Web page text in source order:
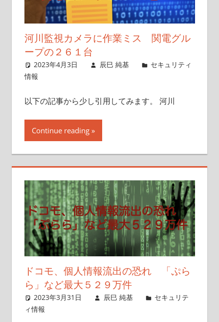
河川監視カメラに作業ミス 関電グル
ープの２６１台
2023年4月3日 辰巳 純基
セキュリティ
情報
以下の記事から少し引用してみます。 河川
Continue reading
ドコモ、個人情報流出の恐れ 「ぷら
ら」など最大５２９万件
2023年3月31日 辰巳 純基
セキュリテ
ィ情報